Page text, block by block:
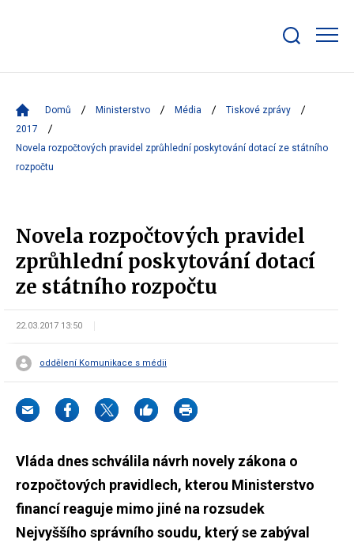
bar
Domů Ministerstvo Média
Tiskové zprávy
2017
Novela rozpočtových pravidel zprůhlední poskytování dotací ze státního
rozpočtu
Novela rozpočtových pravidel
zprůhlední poskytování dotací
ze státního rozpočtu
22.03.2017 13:50
oddělení Komunikace s médii
Vláda dnes schválila návrh novely zákona o
rozpočtových pravidlech, kterou Ministerstvo
financí reaguje mimo jiné na rozsudek
Nejvyššího správního soudu, který se zabýval